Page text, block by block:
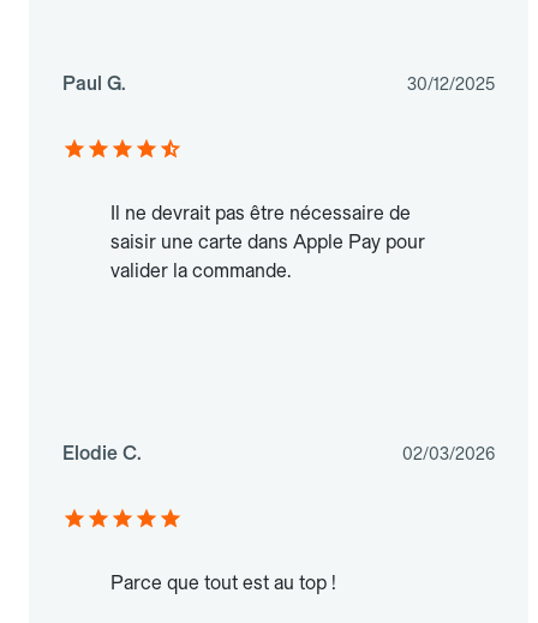
Paul G. 30/12/2025
Il ne devrait pas être nécessaire de
saisir une carte dans Apple Pay pour
valider la commande.
Elodie C. 02/03/2026
Parce que tout est au top !